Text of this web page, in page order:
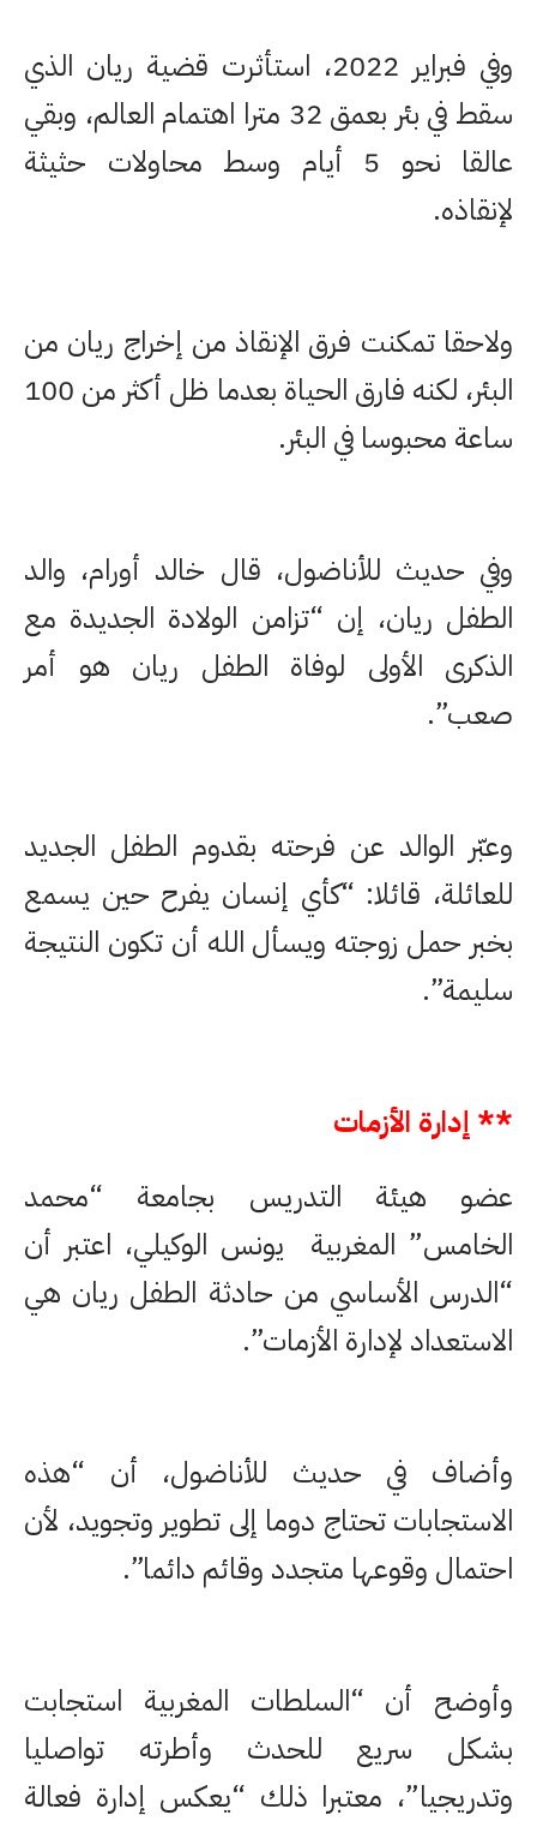
وفي فبراير 2022، استأثرت قضية ريان الذي
سقط في بئر بعمق 32 مترا اهتمام العالم، وبقي
عالقا نحو 5 أيام وسط محاولات حثيثة
لإنقاذه.
ولاحقا تمكنت فرق الإنقاذ من إخراج ريان من
البئر، لكنه فارق الحياة بعدما ظل أكثر من 100
ساعة محبوسا في البئر.
وفي حديث للأناضول، قال خالد أورام، والد
الطفل ريان، إن “تزامن الولادة الجديدة مع
الذكرى الأولى لوفاة الطفل ريان هو أمر
صعب”.
وعبّر الوالد عن فرحته بقدوم الطفل الجديد
للعائلة، قائلا: “كأي إنسان يفرح حين يسمع
بخبر حمل زوجته ويسأل الله أن تكون النتيجة
سليمة”.
** إدارة الأزمات
عضو هيئة التدريس بجامعة “محمد
الخامس” المغربية يونس الوكيلي، اعتبر أن
“الدرس الأساسي من حادثة الطفل ريان هي
الاستعداد لإدارة الأزمات”.
وأضاف في حديث للأناضول، أن “هذه
الاستجابات تحتاج دوما إلى تطوير وتجويد، لأن
احتمال وقوعها متجدد وقائم دائما”.
وأوضح أن “السلطات المغربية استجابت
بشكل سريع للحدث وأطرته تواصليا
وتدريجيا”، معتبرا ذلك “يعكس إدارة فعالة